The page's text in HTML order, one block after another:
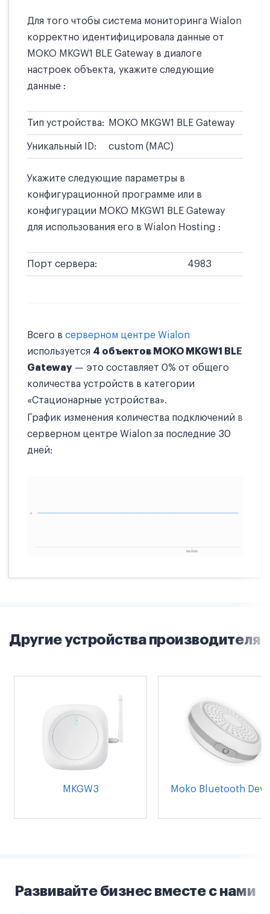
Для того чтобы система мониторинга Wialon
корректно идентифицировала данные от
MOKO MKGW1 BLE Gateway в диалоге
настроек объекта, укажите следующие
данные :
Тип устройства: MOKO MKGW1 BLE Gateway
Уникальный ID: custom (MAC)
Укажите следующие параметры в
конфигурационной программе или в
конфигурации MOKO MKGW1 BLE Gateway
для использования его в Wialon Hosting :
Порт сервера: 4983
Всего в серверном центре Wialon
используется 4 объектов MOKO MKGW1 BLE
Gateway — это составляет 0% от общего
количества устройств в категории
«Стационарные устройства».
График изменения количества подключений в
серверном центре Wialon за последние 30
дней:
Другие устройства производителя
MKGW3 Moko Bluetooth
Развивайте бизнес вместе с нами